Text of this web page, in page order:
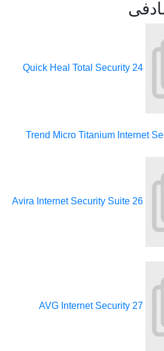
Quick Heal Total Security24
Trend Micro Titanium Internet
Avira Internet Security Suite26
AVG Internet Security27